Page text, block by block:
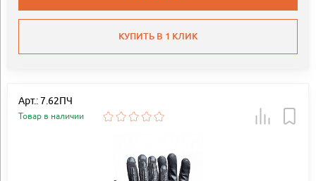
КУПИТЬ В 1 КЛИК
Арт.: 7.62ПЧ
Товар в наличии